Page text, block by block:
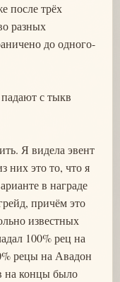
после трёх
разных
до одного-
с тыкв
Я видела эвент
них это то, что я
в награде
причём это
известных
100% рец на
рецы на Авадон
на концы было